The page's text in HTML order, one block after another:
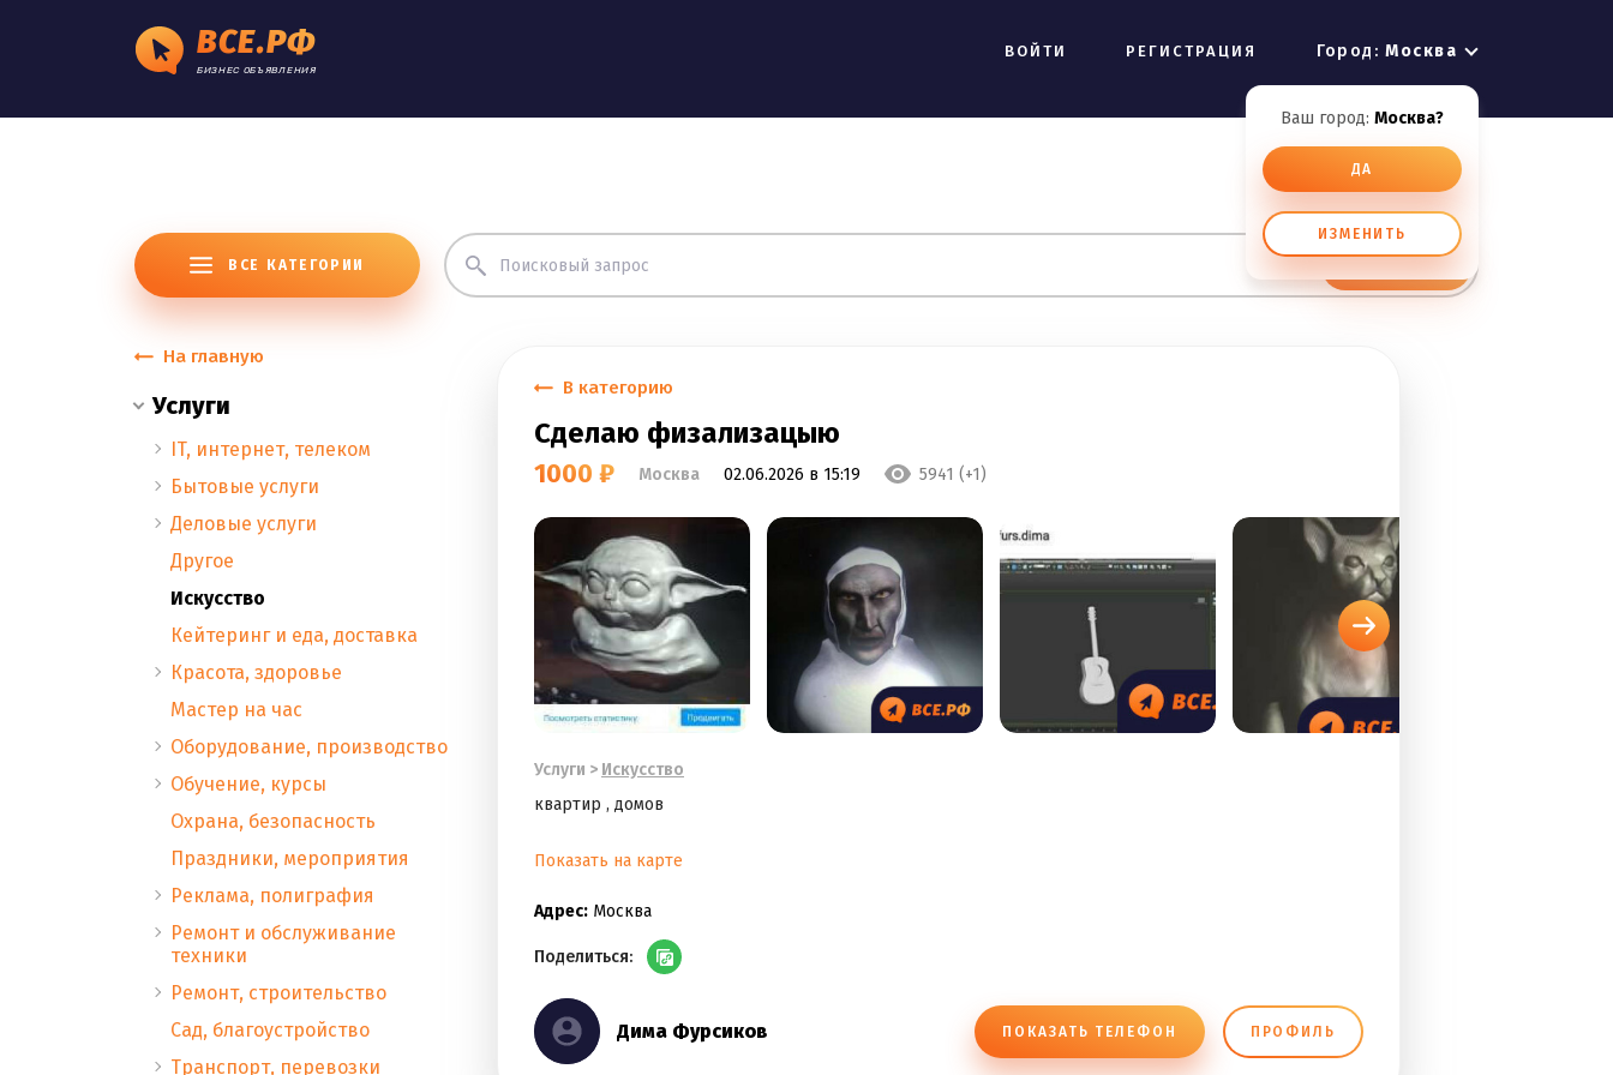
ВСЕ.РФ
БИЗНЕС ОБЪЯВЛЕНИЯ
ВОЙТИ РЕГИСТРАЦИЯ Город:Москва
Ваш город: Москва?
ДА
ИЗМЕНИТЬ
ВСЕ КАТЕГОРИИ
На главную
Услуги
IT, интернет, телеком
Бытовые услуги
Деловые услуги
Другое
Искусство
Кейтеринг и еда, доставка
Красота, здоровье
Мастер на час
Оборудование, производство
Обучение, курсы
Охрана, безопасность
Праздники, мероприятия
Реклама, полиграфия
Ремонт и обслуживание
техники
Ремонт, строительство
Сад, благоустройство
Транспорт, перевозки
В категорию
Сделаю физализацыю
1000 ₽ Москва 02.06.2026 в 15:19 5941 (+1)
Услуги > Искусство
квартир , домов
Показать на карте
Адрес: Москва
Поделиться:
Дима Фурсиков ПОКАЗАТЬ ТЕЛЕФОН ПРОФИЛЬ